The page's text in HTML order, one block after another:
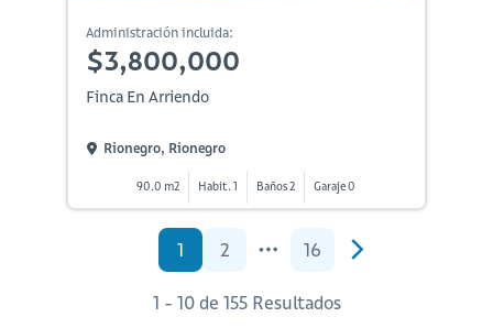
Administración incluida:
$3,800,000
Finca En Arriendo
Rionegro, Rionegro
90.0 m2 Habit. 1 Baños 2 Garaje 0
1 2 16
1 - 10 de 155 Resultados